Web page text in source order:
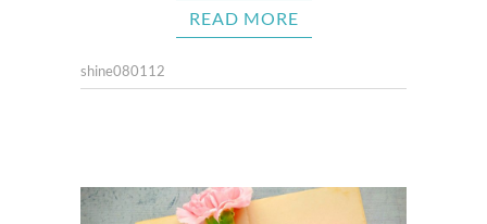
READ MORE
shine080112